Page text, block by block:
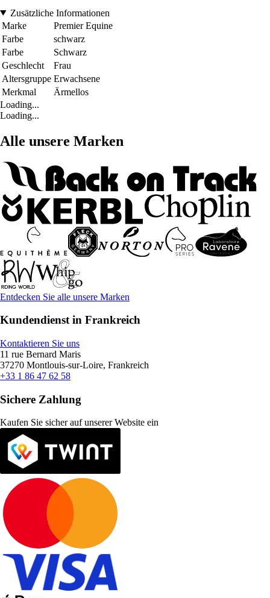
Zusätzliche Informationen
Marke
Premier Equine
Farbe
schwarz
Farbe
Schwarz
Geschlecht
Frau
Altersgruppe Erwachsene
Merkmal
Ärmellos
Loading...
Loading...
Alle unsere Marken
Entdecken Sie alle unsere Marken
Kundendienst in Frankreich
Kontaktieren Sie uns
11 rue Bernard Maris
37270 Montlouis-sur-Loire, Frankreich
+33 1 86 47 62 58
Sichere Zahlung
Kaufen Sie sicher auf unserer Website ein